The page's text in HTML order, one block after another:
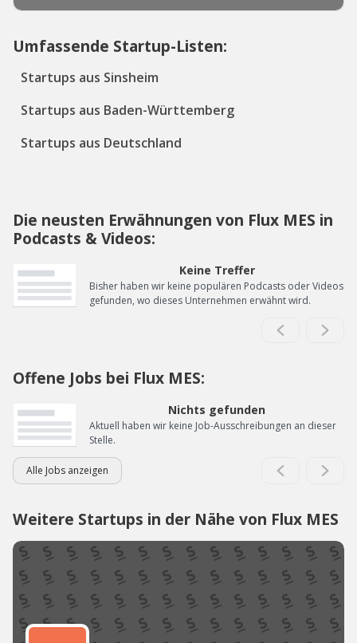
Umfassende Startup-Listen:
Startups aus Sinsheim
Startups aus Baden-Württemberg
Startups aus Deutschland
Die neusten Erwähnungen von Flux MES in
Podcasts & Videos:
Keine Treffer
Bisher haben wir keine populären Podcasts oder Videos
gefunden, wo dieses Unternehmen erwähnt wird.
Offene Jobs bei Flux MES:
Nichts gefunden
Aktuell haben wir keine Job-Ausschreibungen an dieser
Stelle.
Alle Jobs anzeigen
Weitere Startups in der Nähe von Flux MES